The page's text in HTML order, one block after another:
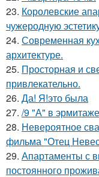
23. Королевские
чужеродную
24. Современная
архитектуре.
25. Просторная и
привлекательно.
26. Да! Я!это была
27. /9 "А" в
28. Невероятное
фильма "Отец
29. Апартаменты с
постоянного